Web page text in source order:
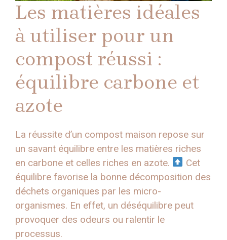
Les matières idéales
à utiliser pour un
compost réussi :
équilibre carbone et
azote
La réussite d’un compost maison repose sur
un savant équilibre entre les matières riches
en carbone et celles riches en azote.
Cet
équilibre favorise la bonne décomposition des
déchets organiques par les micro-
organismes. En effet, un déséquilibre peut
provoquer des odeurs ou ralentir le
processus.